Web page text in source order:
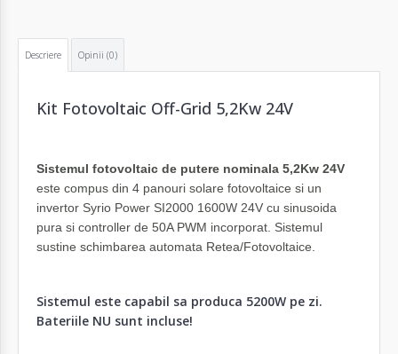
Descriere Opinii (0)
Kit Fotovoltaic Off-Grid 5,2Kw 24V
Sistemul fotovoltaic de putere nominala 5,2Kw 24V
este compus din 4 panouri solare fotovoltaice si un
invertor Syrio Power SI2000 1600W 24V cu sinusoida
pura si controller de 50A PWM incorporat. Sistemul
sustine schimbarea automata Retea/Fotovoltaice.
Sistemul este capabil sa produca 5200W pe zi.
Bateriile NU sunt incluse!